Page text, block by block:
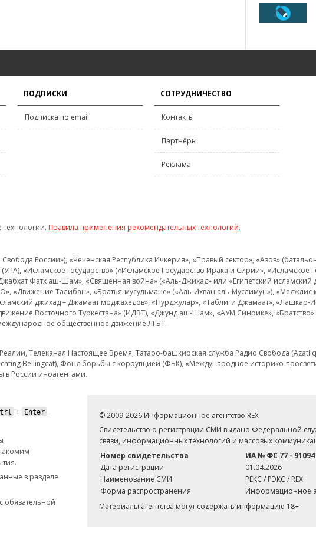
ПОДПИСКИ
Подписка по email
СОТРУДНИЧЕСТВО
Контакты
Партнёры
Реклама
Правила применения рекомендательных технологий.
России»), «Чеченская Республика Ичкерия», «Правый сектор», «Азов»
«Исламское государство» («Исламское Государство Ирака и Сирии», «Исламское
Фатх аш-Шам», «Священная война» («Аль-Джихад» или «Египетский исламский
Талибан», «Братья-мусульмане» («Аль-Ихван аль-Муслимун»), «Меджлис
джихад – Джамаат моджахедов», «Нурджулар», «Таблиги Джамаат», «Лашкар-
Восточного Туркестана» (ИДВТ), «Джунд аш-Шам», «АУМ Синрике»,
общественное движение ЛГБТ.
Телеканал Настоящее Время, Татаро-башкирская служба Радио Свобода
Bellingcat), Фонд борьбы с коррупцией (ФБК), «Международное историко-
в России иноагентами.
+ Enter .
в разделе
обязательной
© 2009-2026 Информационное агентство REX
Свидетельство о регистрации СМИ выдано Федеральной
связи, информационных технологий и массовых
Номер свидетельства
ИА № ФС 77 - 91094
Дата регистрации
01.04.2026
Наименование СМИ
РЕКС / РЭКС / REX
Форма распространения
Информационное
Материалы агентства могут содержать информацию 18+